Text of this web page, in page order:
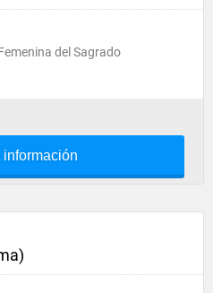
del Sagrado